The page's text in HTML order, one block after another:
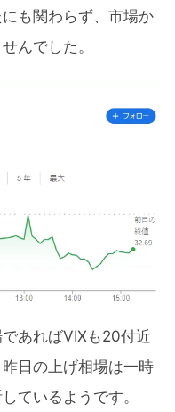
も関わらず、市場か
んでした。
あればVIXも20付近
日の上げ相場は一時
ているようです。